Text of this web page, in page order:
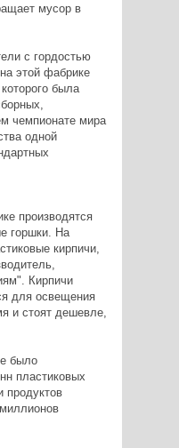
мусор в
с гордостью
этой фабрике
была
чемпионате мира
одной
производятся
горшки. На
кирпичи,
Кирпичи
для освещения
и стоят дешевле,
было
пластиковых
продуктов